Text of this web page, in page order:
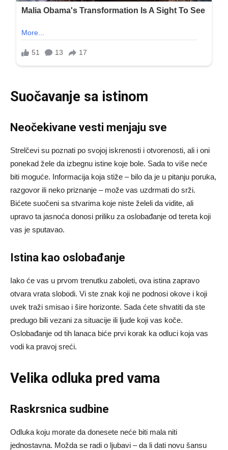
Suočavanje sa istinom
Neočekivane vesti menjaju sve
Strelčevi su poznati po svojoj iskrenosti i otvorenosti, ali i oni
ponekad žele da izbegnu istine koje bole. Sada to više neće
biti moguće. Informacija koja stiže – bilo da je u pitanju poruka,
razgovor ili neko priznanje – može vas uzdrmati do srži.
Bićete suočeni sa stvarima koje niste želeli da vidite, ali
upravo ta jasnoća donosi priliku za oslobađanje od tereta koji
vas je sputavao.
Istina kao oslobađanje
Iako će vas u prvom trenutku zaboleti, ova istina zapravo
otvara vrata slobodi. Vi ste znak koji ne podnosi okove i koji
uvek traži smisao i šire horizonte. Sada ćete shvatiti da ste
predugo bili vezani za situacije ili ljude koji vas koče.
Oslobađanje od tih lanaca biće prvi korak ka odluci koja vas
vodi ka pravoj sreći.
Velika odluka pred vama
Raskrsnica sudbine
Odluka koju morate da donesete neće biti mala niti
jednostavna. Možda se radi o ljubavi – da li dati novu šansu